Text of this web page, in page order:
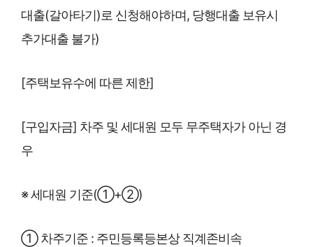
대출(갈아타기)로 신청해야하며, 당행대출 보유시
추가대출 불가)
[주택보유수에 따른 제한]
[구입자금] 차주 및 세대원 모두 무주택자가 아닌 경
우
※ 세대원 기준(①+②)
① 차주기준 : 주민등록등본상 직계존비속